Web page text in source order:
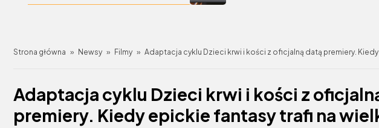
Strona główna » Newsy » Filmy » Adaptacja cyklu Dzieci krwi i kości z oficjalną datą premiery.
Adaptacja cyklu Dzieci krwi i kości z
premiery. Kiedy epickie fantasy trafi na